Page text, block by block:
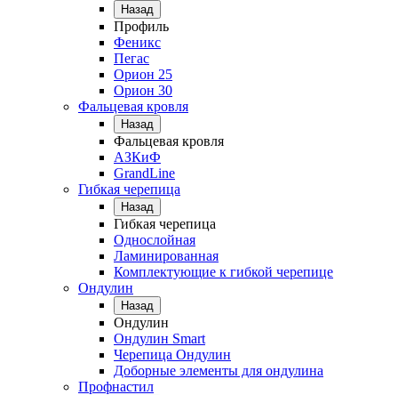
Назад
Профиль
Феникс
Пегас
Орион 25
Орион 30
Фальцевая кровля
Назад
Фальцевая кровля
АЗКиФ
GrandLine
Гибкая черепица
Назад
Гибкая черепица
Однослойная
Ламинированная
Комплектующие к гибкой черепице
Ондулин
Назад
Ондулин
Ондулин Smart
Черепица Ондулин
Доборные элементы для ондулина
Профнастил